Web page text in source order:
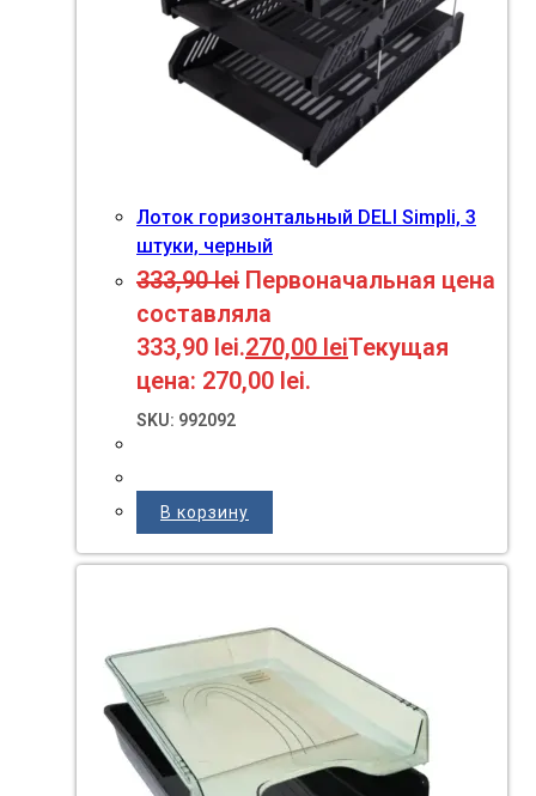
Лоток горизонтальный DELI Simpli, 3
штуки, черный
333,90lei Первоначальная цена
составляла
333,90 lei.270,00 leiТекущая
цена: 270,00 lei.
SKU: 992092
В корзину